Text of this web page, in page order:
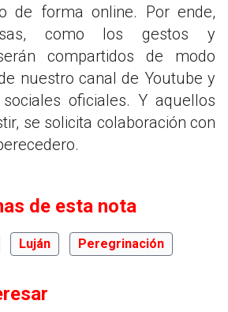
de forma online. Por ende,
como los gestos y
compartidos de modo
nuestro canal de Youtube y
oficiales. Y aquellos
se solicita colaboración con
de esta nota
Luján Peregrinación